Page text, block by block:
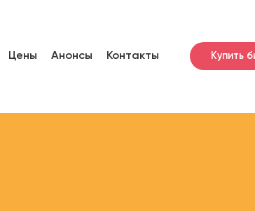
Цены Анонсы Контакты Купить